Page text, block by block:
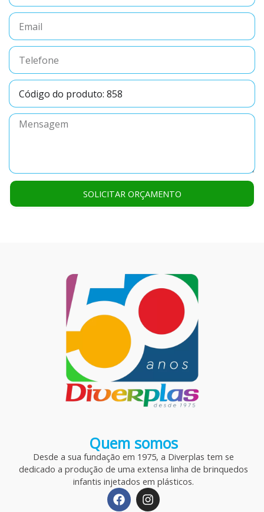
Email
Telefone
Código
produto
Mensagem
SOLICITAR ORÇAMENTO
Quem somos
Desde a sua fundação em 1975, a Diverplas tem se
dedicado a produção de uma extensa linha de brinquedos
infantis injetados em plásticos.
F
a
I
n